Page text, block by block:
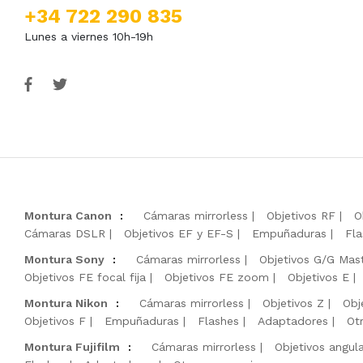
+34 722 290 835
Lunes a viernes 10h-19h
Montura Canon : Cámaras mirrorless Objetivos RF
Cámaras DSLR
Objetivos EF y EF-S Empuñaduras
Montura Sony
: Cámaras mirrorless Objetivos G/G
Objetivos FE focal fija
Objetivos FE zoom Objetivos E
Montura Nikon
: Cámaras mirrorless Objetivos Z
Objetivos F
Empuñaduras Flashes Adaptadores
Montura Fujifilm
: Cámaras mirrorless Objetivos